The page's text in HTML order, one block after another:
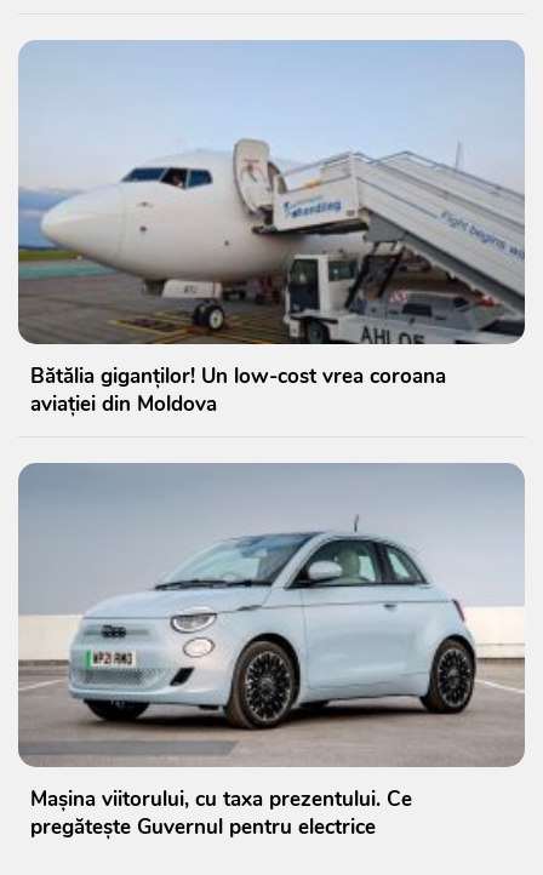
Bătălia giganților! Un low-cost vrea coroana
aviației din Moldova
Mașina viitorului, cu taxa prezentului. Ce
pregătește Guvernul pentru electrice